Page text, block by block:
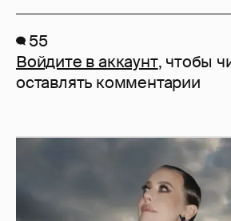
55
Войдите в аккаунт, чтобы
оставлять комментарии